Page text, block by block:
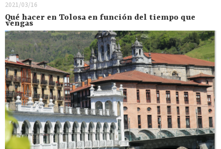
2021/03/16
Qué hacer en Tolosa en función del tiempo que
vengas